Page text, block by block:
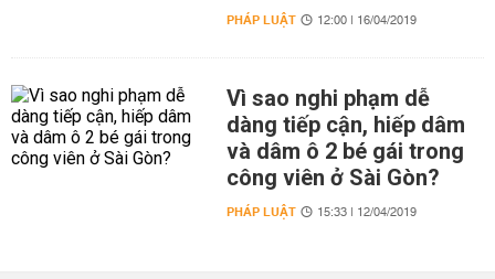
PHÁP LUẬT 12:00 | 16/04/2019
Vì sao nghi phạm dễ
dàng tiếp cận, hiếp dâm
và dâm ô 2 bé gái trong
công viên ở Sài Gòn?
PHÁP LUẬT 15:33 | 12/04/2019